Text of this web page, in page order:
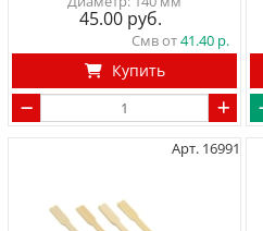
45.00
Смв от41.40
Купить
Арт. 16991